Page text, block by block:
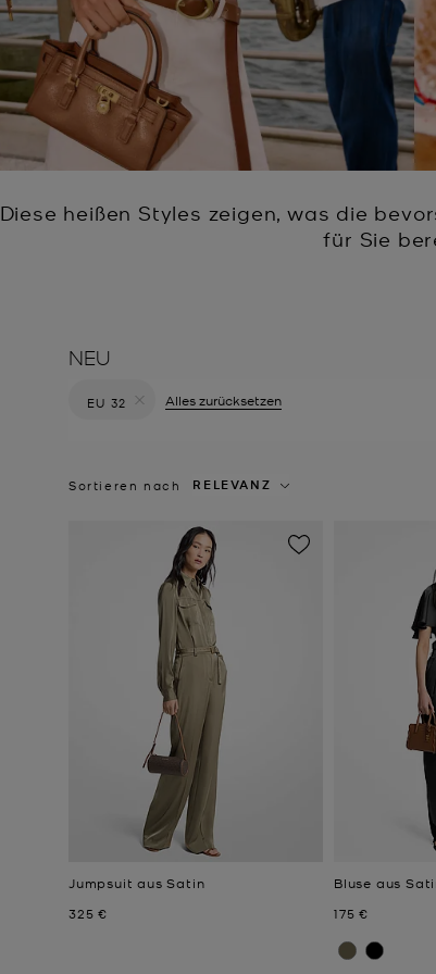
Diese heißen Styles zeigen, was die
für Sie
NEU
EU 32
Alles zurücksetzen
Sortieren nach RELEVANZ
Jumpsuit aus Satin
Jetzt
325 €
Bluse aus
Jetzt
175 €